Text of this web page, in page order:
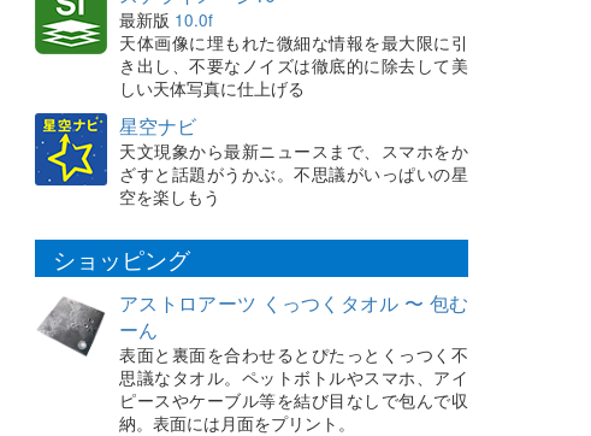
最新版 10.0f
天体画像に埋もれた微細な情報を最大限に引
き出し、不要なノイズは徹底的に除去して美
しい天体写真に仕上げる
星空ナビ
天文現象から最新ニュースまで、スマホをか
ざすと話題がうかぶ。不思議がいっぱいの星
空を楽しもう
ショッピング
アストロアーツ くっつくタオル 〜 包む
ーん
表面と裏面を合わせるとぴたっとくっつく不
思議なタオル。ペットボトルやスマホ、アイ
ピースやケーブル等を結び目なしで包んで収
納。表面には月面をプリント。